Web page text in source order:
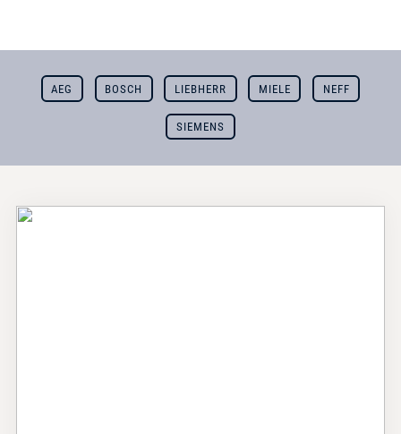
AEG BOSCH LIEBHERR MIELE NEFF
SIEMENS